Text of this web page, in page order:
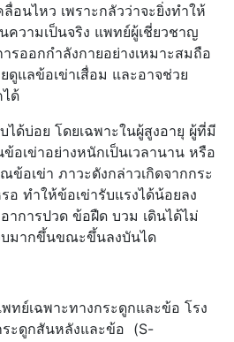
ลื่อนไหว เพราะกลัวว่าจะยิ่งทำให้
ความเป็นจริง แพทย์ผู้เชี่ยวชาญ
รออกกำลังกายอย่างเหมาะสมถือ
ดูแลข้อเข่าเสื่อม และอาจช่วย
ด้
ได้บ่อย โดยเฉพาะในผู้สูงอายุ ผู้ที่มี
อเข่าอย่างหนักเป็นเวลานาน หรือ
ณข้อเข่า ภาวะดังกล่าวเกิดจากกระ
อ ทำให้ข้อเข่ารับแรงได้น้อยลง
าการปวด ข้อฝืด บวม เดินได้ไม่
บมากขึ้นขณะขึ้นลงบันได
ย์เฉพาะทางกระดูกและข้อ โรง
ระดูกสันหลังและข้อ (S-